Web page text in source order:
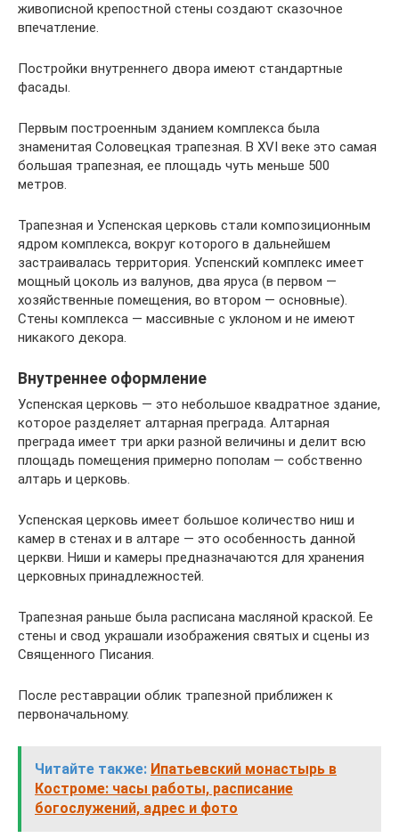
живописной крепостной стены создают сказочное
впечатление.
Постройки внутреннего двора имеют стандартные
фасады.
Первым построенным зданием комплекса была
знаменитая Соловецкая трапезная. В XVI веке это самая
большая трапезная, ее площадь чуть меньше 500
метров.
Трапезная и Успенская церковь стали композиционным
ядром комплекса, вокруг которого в дальнейшем
застраивалась территория. Успенский комплекс имеет
мощный цоколь из валунов, два яруса (в первом —
хозяйственные помещения, во втором — основные).
Стены комплекса — массивные с уклоном и не имеют
никакого декора.
Внутреннее оформление
Успенская церковь — это небольшое квадратное здание,
которое разделяет алтарная преграда. Алтарная
преграда имеет три арки разной величины и делит всю
площадь помещения примерно пополам — собственно
алтарь и церковь.
Успенская церковь имеет большое количество ниш и
камер в стенах и в алтаре — это особенность данной
церкви. Ниши и камеры предназначаются для хранения
церковных принадлежностей.
Трапезная раньше была расписана масляной краской. Ее
стены и свод украшали изображения святых и сцены из
Священного Писания.
После реставрации облик трапезной приближен к
первоначальному.
Читайте также: Ипатьевский монастырь в
Костроме: часы работы, расписание
богослужений, адрес и фото